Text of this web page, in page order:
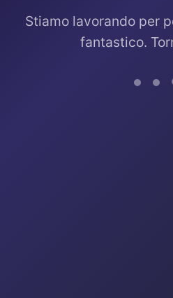
Stiamo lavorando per
fantastico.